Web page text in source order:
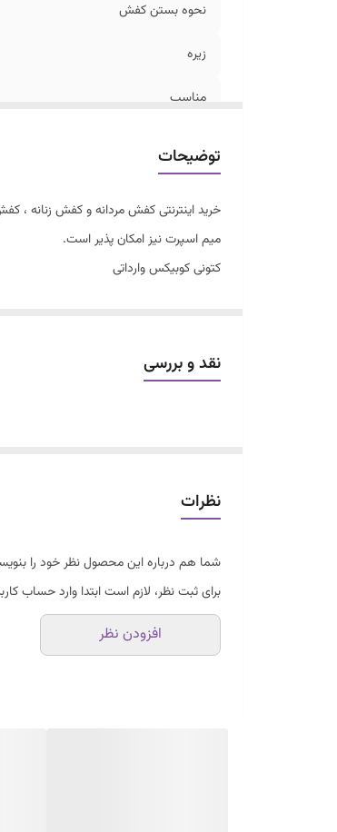
نحوه بستن کفش
زیره
مناسب
توضیحات
خرید اینترنتی کفش مردانه و کفش زنانه ،
میم اسپرت نیز امکان پذیر است.
کتونی کوبیکس وارداتی
فوق العاده شیک
اسپرت
نقد و بررسی
نظرات
شما هم درباره این محصول نظر خود را
برای ثبت نظر، لازم است ابتدا وارد حساب
افزودن نظر